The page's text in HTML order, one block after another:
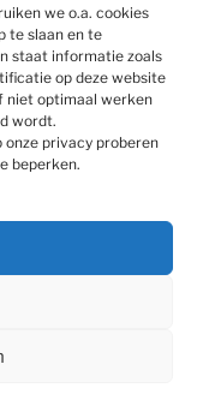
we o.a. cookies
te slaan en te
staat informatie zoals
op deze website
niet optimaal werken
wordt.
onze privacy proberen
beperken.
van een DAB